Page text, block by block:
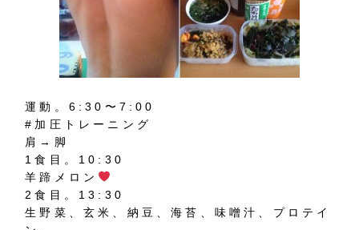
運動。6:30〜7:00
#加圧トレーニング
肩→脚
1食目。10:30
羊蹄メロン
2食目。13:30
生野菜、玄米、納豆、海苔、味噌汁、プロテイ